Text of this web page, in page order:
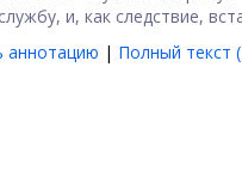
и, как следствие,
аннотацию | Полный текст